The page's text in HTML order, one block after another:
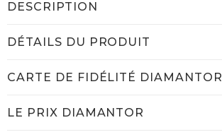
DESCRIPTION
DÉTAILS DU PRODUIT
CARTE DE FIDÉLITÉ DIAMANTOR
LE PRIX DIAMANTOR